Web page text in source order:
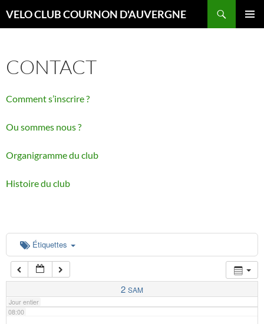
auVELO CLUB COURNON D'AUVERGNE
CONTACT
Comment s’inscrire ?
Ou sommes nous ?
Organigramme du club
Histoire du club
Étiquettes
2 SAM
Jour entier
00:00
01:00
02:00
06:00
07:00
08:00